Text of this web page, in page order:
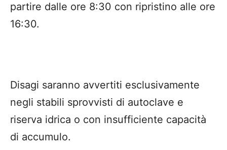
partire dalle ore 8:30 con ripristino alle ore
16:30.
Disagi saranno avvertiti esclusivamente
negli stabili sprovvisti di autoclave e
riserva idrica o con insufficiente capacità
di accumulo.